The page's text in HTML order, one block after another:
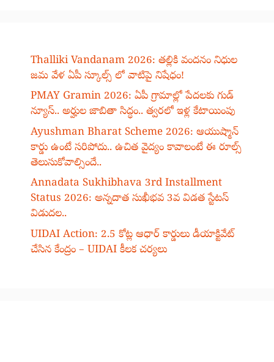
Thalliki Vandanam 2026: తల్లికి వందనం నిధుల
జమ వేళ ఏపీ స్కూల్స్ లో వాటిపై నిషేధం!
PMAY Gramin 2026: ఏపీ గ్రామాల్లో పేదలకు గుడ్
న్యూస్.. అర్హుల జాబితా సిద్ధం.. త్వరలో ఇళ్ల కేటాయింపు
Ayushman Bharat Scheme 2026: ఆయుష్మాన్
కార్డు ఉంటే సరిపోదు.. ఉచిత వైద్యం కావాలంటే ఈ రూల్స్
తెలుసుకోవాల్సిందే..
Annadata Sukhibhava 3rd Installment
Status 2026: అన్నదాత సుఖీభవ 3వ విడత స్టేటస్
విడుదల..
UIDAI Action: 2.5 కోట్ల ఆధార్ కార్డులు డీయాక్టివేట్
చేసిన కేంద్రం – UIDAI కీలక చర్యలు